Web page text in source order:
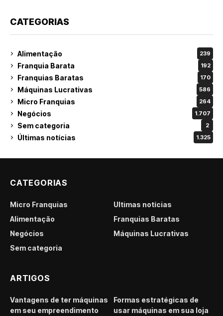
CATEGORIAS
Alimentação 239
Franquia Barata 192
Franquias Baratas 170
Máquinas Lucrativas 586
Micro Franquias 264
Negócios 1.707
Sem categoria 2
Últimas notícias 1.325
CATEGORIAS
Micro Franquias
Últimas notícias
Alimentação
Franquias Baratas
Negócios
Máquinas Lucrativas
Sem categoria
ARTIGOS
Vantagens de ter máquinas
em seu empreendimento
Formas estratégicas de
usar máquinas em sua loja